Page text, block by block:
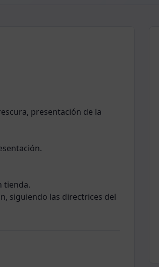
presentación de la
tienda.
siguiendo las directrices del